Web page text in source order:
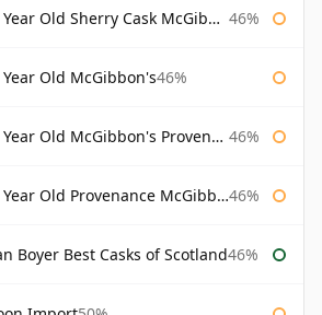
Sherry Cask McGibbon's Provenance 46%
Old McGibbon's46%
Old McGibbon's Provenance 46%
Old Provenance McGibbon's 46%
Boyer Best Casks of Scotland46%